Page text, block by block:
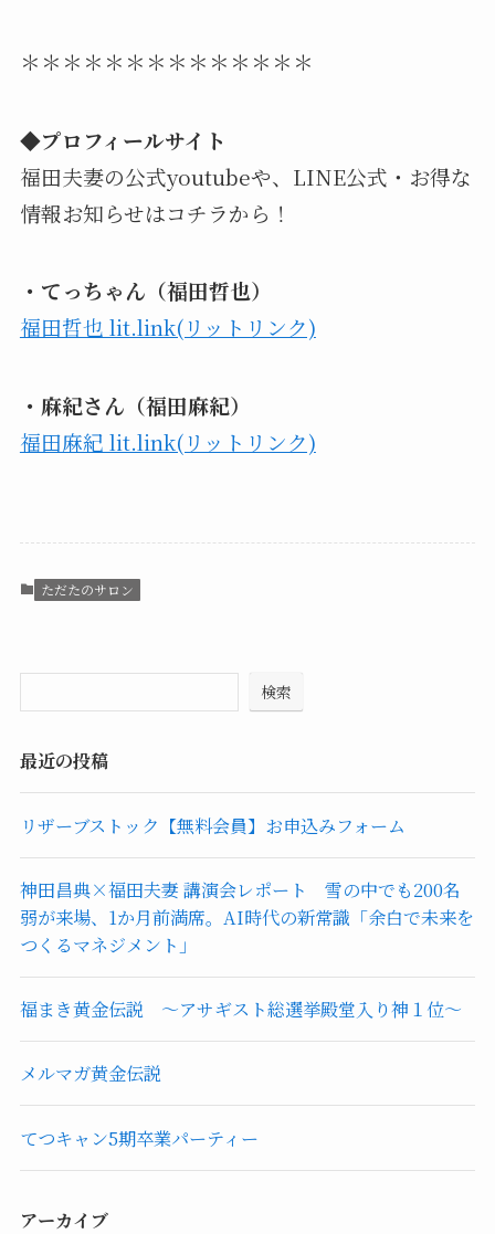
＊＊＊＊＊＊＊＊＊＊＊＊＊＊
◆プロフィールサイト
福田夫妻の公式youtubeや、LINE公式・お得な
情報お知らせはコチラから！
・てっちゃん（福田哲也）
福田哲也 lit.link(リットリンク)
・麻紀さん（福田麻紀）
福田麻紀 lit.link(リットリンク)
ただたのサロン
検索
最近の投稿
リザーブストック【無料会員】お申込みフォーム
神田昌典×福田夫妻 講演会レポート 雪の中でも200名
弱が来場、1か月前満席。AI時代の新常識「余白で未来を
つくるマネジメント」
福まき黄金伝説 ～アサギスト総選挙殿堂入り神１位～
メルマガ黄金伝説
てつキャン5期卒業パーティー
アーカイブ